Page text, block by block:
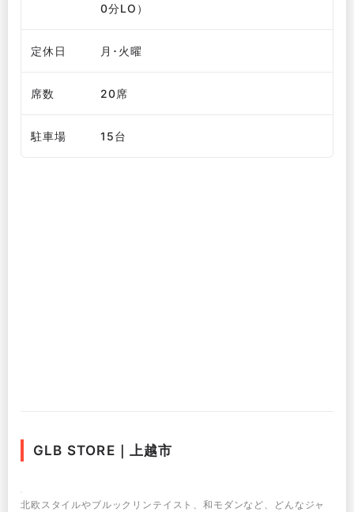
0分LO）
定休日 月･火曜
席数 20席
駐車場 15台
GLB STORE｜上越市
北欧スタイルやブルックリンテイスト、和モダンなど、どんなジャ